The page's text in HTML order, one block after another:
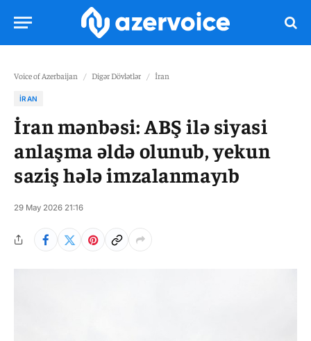
Voice of Azerbaijan / Digər Dövlətlər / İran
İRAN
İran mənbəsi: ABŞ ilə siyasi
anlaşma əldə olunub, yekun
saziş hələ imzalanmayıb
29 May 2026 21:16